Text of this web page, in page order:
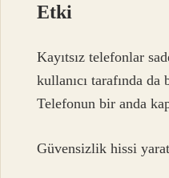
Etki
Kayıtsız telefonlar
kullanıcı tarafında
Telefonun bir anda
Güvensizlik hissi